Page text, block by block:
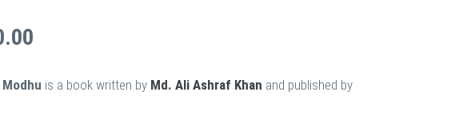
is a book written by Md. Ali Ashraf Khan and published by